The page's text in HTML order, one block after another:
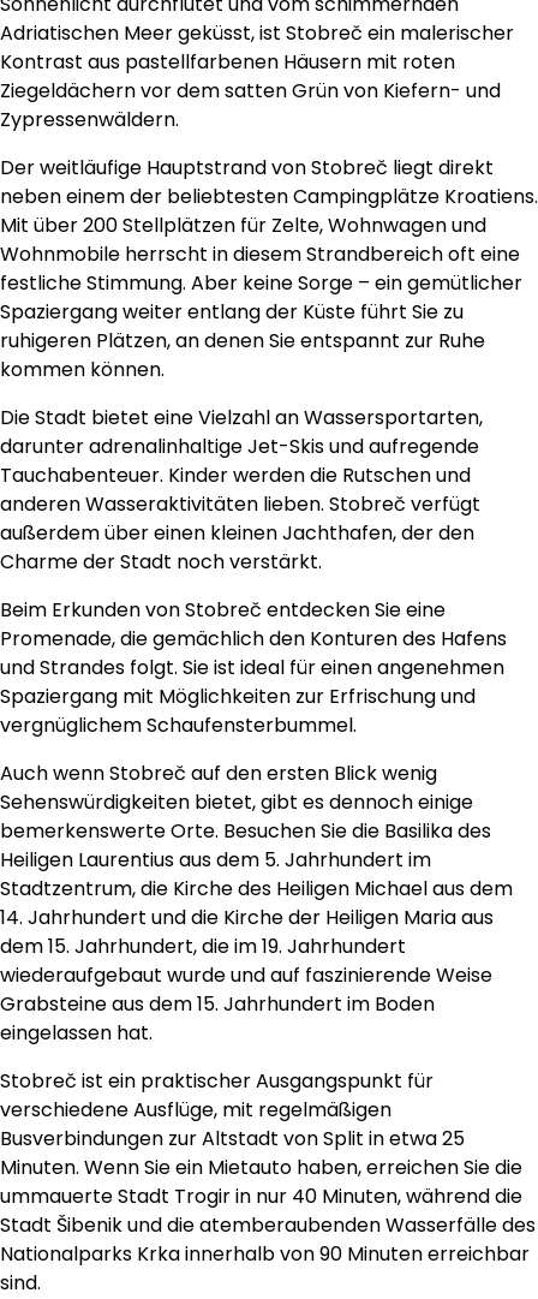
Adriatischen Meer geküsst, ist Stobreč ein malerischer
Kontrast aus pastellfarbenen Häusern mit roten
Ziegeldächern vor dem satten Grün von Kiefern- und
Zypressenwäldern.
Der weitläufige Hauptstrand von Stobreč liegt direkt
neben einem der beliebtesten Campingplätze Kroatiens.
Mit über 200 Stellplätzen für Zelte, Wohnwagen und
Wohnmobile herrscht in diesem Strandbereich oft eine
festliche Stimmung. Aber keine Sorge – ein gemütlicher
Spaziergang weiter entlang der Küste führt Sie zu
ruhigeren Plätzen, an denen Sie entspannt zur Ruhe
kommen können.
Die Stadt bietet eine Vielzahl an Wassersportarten,
darunter adrenalinhaltige Jet-Skis und aufregende
Tauchabenteuer. Kinder werden die Rutschen und
anderen Wasseraktivitäten lieben. Stobreč verfügt
außerdem über einen kleinen Jachthafen, der den
Charme der Stadt noch verstärkt.
Beim Erkunden von Stobreč entdecken Sie eine
Promenade, die gemächlich den Konturen des Hafens
und Strandes folgt. Sie ist ideal für einen angenehmen
Spaziergang mit Möglichkeiten zur Erfrischung und
vergnüglichem Schaufensterbummel.
Auch wenn Stobreč auf den ersten Blick wenig
Sehenswürdigkeiten bietet, gibt es dennoch einige
bemerkenswerte Orte. Besuchen Sie die Basilika des
Heiligen Laurentius aus dem 5. Jahrhundert im
Stadtzentrum, die Kirche des Heiligen Michael aus dem
14. Jahrhundert und die Kirche der Heiligen Maria aus
dem 15. Jahrhundert, die im 19. Jahrhundert
wiederaufgebaut wurde und auf faszinierende Weise
Grabsteine aus dem 15. Jahrhundert im Boden
eingelassen hat.
Stobreč ist ein praktischer Ausgangspunkt für
verschiedene Ausflüge, mit regelmäßigen
Busverbindungen zur Altstadt von Split in etwa 25
Minuten. Wenn Sie ein Mietauto haben, erreichen Sie die
ummauerte Stadt Trogir in nur 40 Minuten, während die
Stadt Šibenik und die atemberaubenden Wasserfälle des
Nationalparks Krka innerhalb von 90 Minuten erreichbar
sind.